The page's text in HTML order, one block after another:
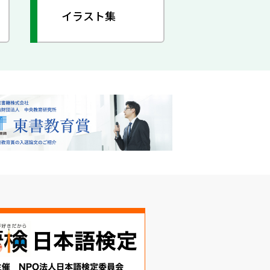
イラスト集